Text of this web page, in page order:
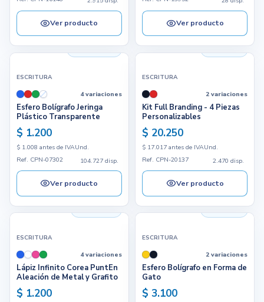
Ver producto Ver producto
ESCRITURA
4 variaciones
Esfero Bolígrafo Jeringa
Plástico Transparente
$ 1.200
$ 1.008 antes de IVAUnd.
Ref. CPN-07302
104.727 disp.
Ver producto
ESCRITURA
2 variaciones
Kit Full Branding - 4 Piezas
Personalizables
$ 20.250
$ 17.017 antes de IVAUnd.
Ref. CPN-20137
2.470 disp.
Ver producto
ESCRITURA
4 variaciones
Lápiz Infinito Corea PuntEn
Aleación de Metal y Grafito
$ 1.200
ESCRITURA
2 variaciones
Esfero Bolígrafo en Forma de
Gato
$ 3.100